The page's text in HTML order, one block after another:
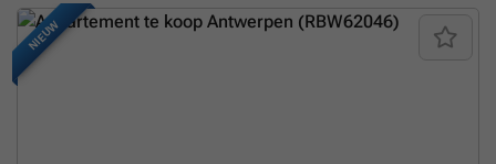
NIEUW